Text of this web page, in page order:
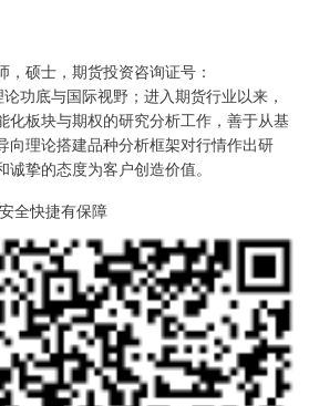
硕士，期货投资咨询证号：
功底与国际视野；进入期货行业以来，
化板块与期权的研究分析工作，善于从基
向理论搭建品种分析框架对行情作出研
挚的态度为客户创造价值。
全快捷有保障